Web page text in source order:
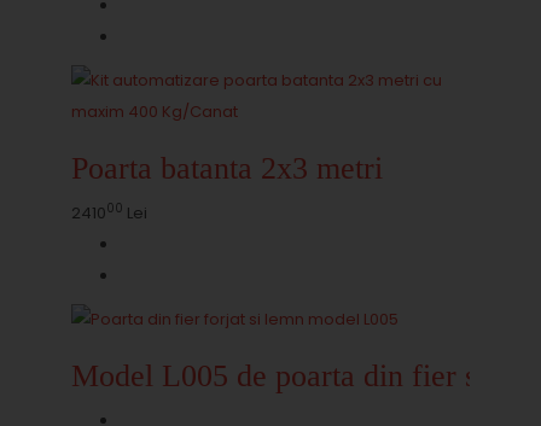
Poarta batanta 2x3 metri
241000 Lei
Model L005 de poarta din fier si